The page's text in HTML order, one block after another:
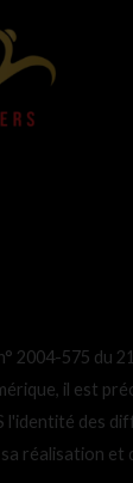
2004-575 du
il est
l'identité des
réalisation et